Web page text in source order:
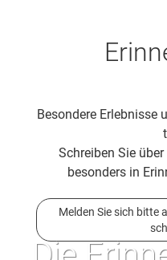
Besondere Erlebnisse
Schreiben Sie
besonders in
Melden Sie sich bitte